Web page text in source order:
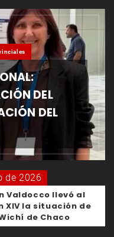
DEL
DEL
de 2026
Valdocco llevó al
XIV la situación de
de Chaco